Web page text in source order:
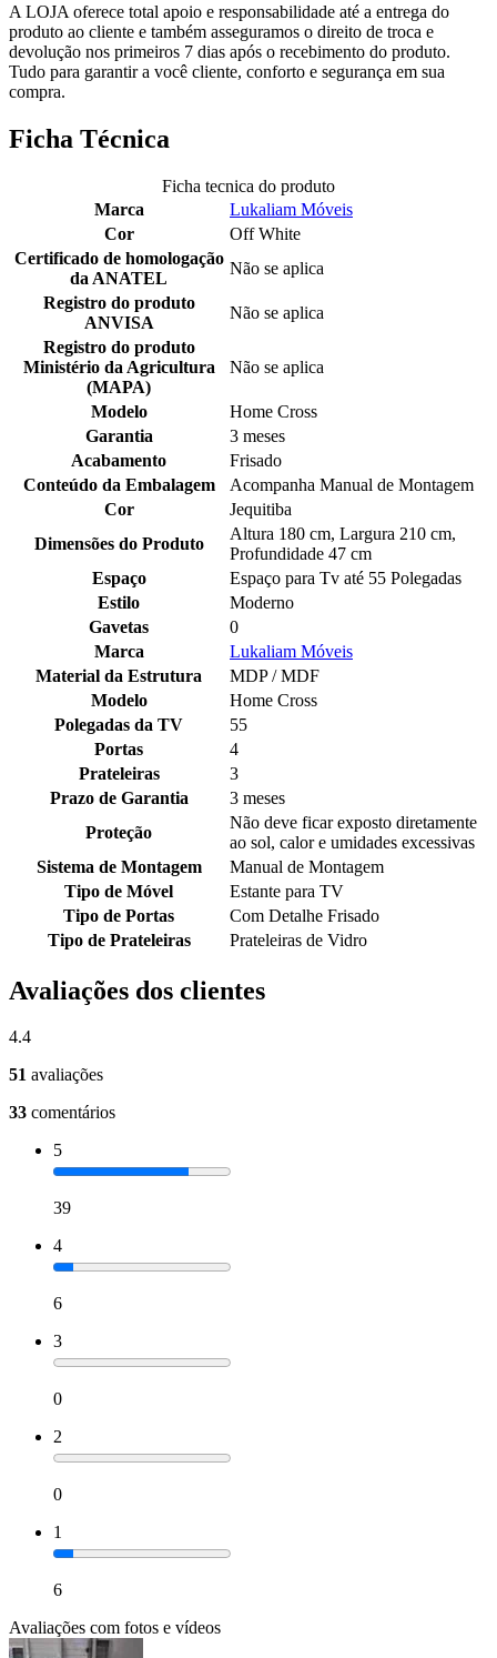
A LOJA oferece total apoio e responsabilidade até a entrega do
produto ao cliente e também asseguramos o direito de troca e
devolução nos primeiros 7 dias após o recebimento do produto.
Tudo para garantir a você cliente, conforto e segurança em sua
compra.
Ficha Técnica
Ficha tecnica do produto
Marca
Lukaliam Móveis
Cor
Off White
Certificado de homologação
da ANATEL
Não se aplica
Registro do produto
ANVISA
Não se aplica
Registro do produto
Ministério da Agricultura
(MAPA)
Não se aplica
Modelo
Home Cross
Garantia
3 meses
Acabamento
Frisado
Conteúdo da Embalagem
Acompanha Manual de Montagem
Cor
Jequitiba
Dimensões do Produto
Altura 180 cm, Largura 210 cm,
Profundidade 47 cm
Espaço
Espaço para Tv até 55 Polegadas
Estilo
Moderno
Gavetas
0
Marca
Lukaliam Móveis
Material da Estrutura
MDP / MDF
Modelo
Home Cross
Polegadas da TV
55
Portas
4
Prateleiras
3
Prazo de Garantia
3 meses
Proteção
Não deve ficar exposto diretamente
ao sol, calor e umidades excessivas
Sistema de Montagem
Manual de Montagem
Tipo de Móvel
Estante para TV
Tipo de Portas
Com Detalhe Frisado
Tipo de Prateleiras
Prateleiras de Vidro
Avaliações dos clientes
4.4
51 avaliações
33 comentários
5
39
4
6
3
0
2
0
1
6
Avaliações com fotos e vídeos